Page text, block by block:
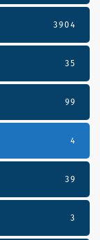
3904
35
99
4
39
3